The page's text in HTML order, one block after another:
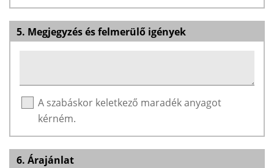
5. Megjegyzés és felmerülő igények
A szabáskor keletkező maradék anyagot
kérném.
6. Árajánlat